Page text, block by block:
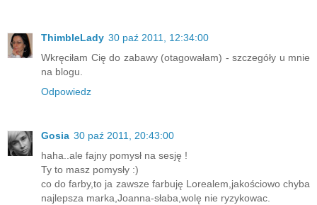
ThimbleLady 30 paź 2011, 12:34:00
Wkręciłam Cię do zabawy (otagowałam) - szczegóły u mnie
na blogu.
Odpowiedz
Gosia 30 paź 2011, 20:43:00
haha..ale fajny pomysł na sesję !
Ty to masz pomysły :)
co do farby,to ja zawsze farbuję Lorealem,jakościowo chyba
najlepsza marka,Joanna-słaba,wolę nie ryzykowac.